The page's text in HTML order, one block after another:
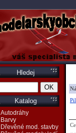
Hledej
Katalog
Autodráhy
Barvy
Dřevěné mod. stavby